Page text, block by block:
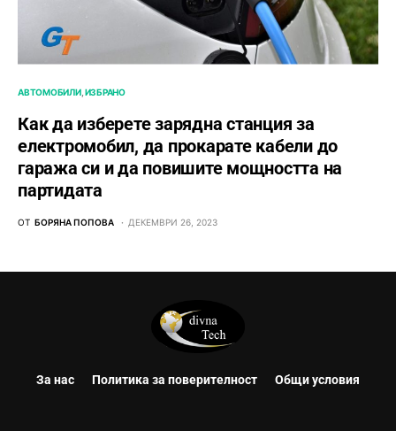
АВТОМОБИЛИ ИЗБРАНО
Как да изберете зарядна станция за
електромобил, да прокарате кабели до
гаража си и да повишите мощността на
партидата
ОТ БОРЯНА ПОПОВА ДЕКЕМВРИ 26, 2023
За нас Политика за поверителност Общи условия